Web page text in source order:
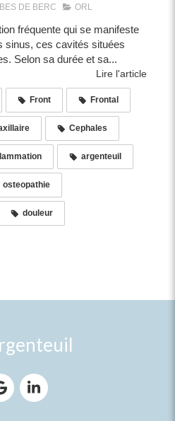
DE BERC ORL
fréquente qui se manifeste
sinus, ces cavités situées
Selon sa durée et sa...
Lire l'article
Front Frontal
Cephales
argenteuil
osteopathie
douleur